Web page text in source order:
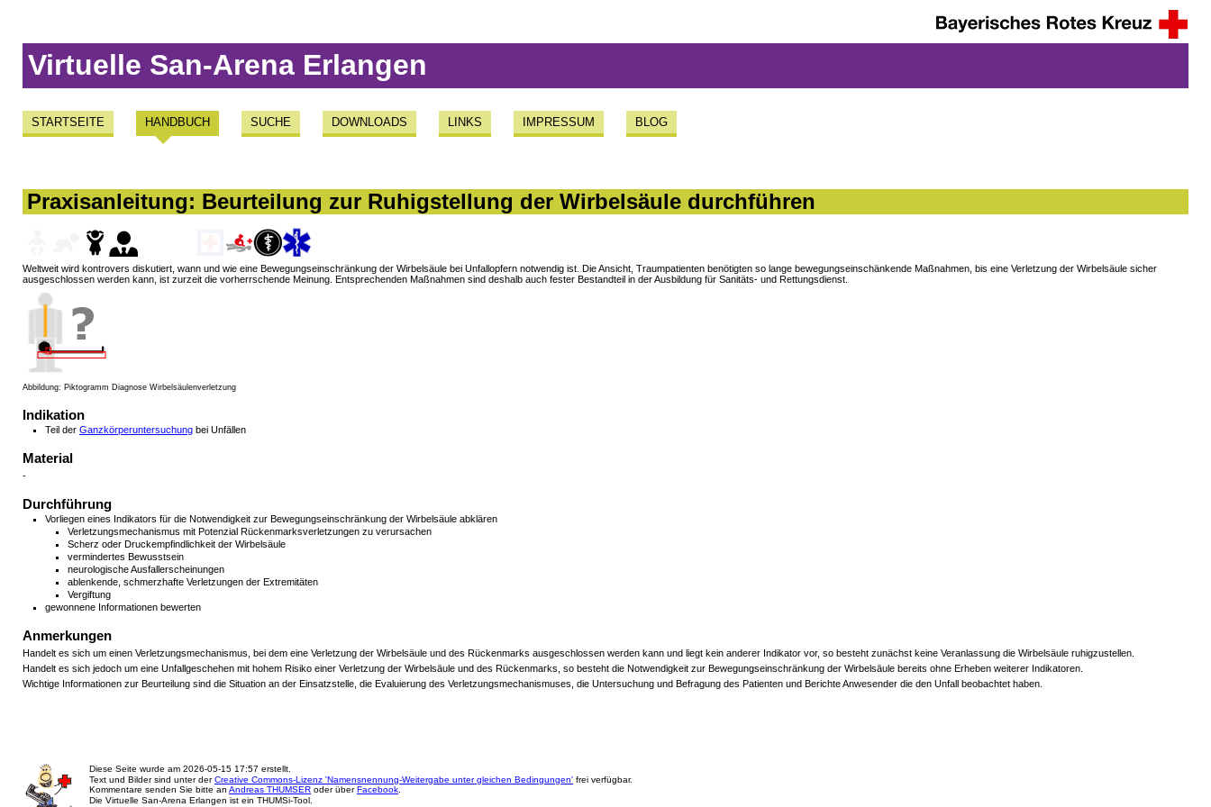
Virtuelle San-Arena Erlangen
STARTSEITE HANDBUCH SUCHE DOWNLOADS LINKS IMPRESSUM BLOG
Praxisanleitung: Beurteilung zur Ruhigstellung der Wirbelsäule durchführen
Weltweit wird kontrovers diskutiert, wann und wie eine Bewegungseinschränkung der Wirbelsäule bei Unfallopfern notwendig ist. Die Ansicht, Traumpatienten benötigten so lange bewegungseinschänkende Maßnahmen, bis eine Verletzung der Wirbelsäule sicher
ausgeschlossen werden kann, ist zurzeit die vorherrschende Meinung. Entsprechenden Maßnahmen sind deshalb auch fester Bestandteil in der Ausbildung für Sanitäts- und Rettungsdienst.
Abbildung: Piktogramm Diagnose Wirbelsäulenverletzung
Indikation
Teil der Ganzkörperuntersuchung bei Unfällen
Material
-
Durchführung
Vorliegen eines Indikators für die Notwendigkeit zur Bewegungseinschränkung der Wirbelsäule abklären
Verletzungsmechanismus mit Potenzial Rückenmarksverletzungen zu verursachen
Scherz oder Druckempfindlichkeit der Wirbelsäule
vermindertes Bewusstsein
neurologische Ausfallerscheinungen
ablenkende, schmerzhafte Verletzungen der Extremitäten
Vergiftung
gewonnene Informationen bewerten
Anmerkungen
Handelt es sich um einen Verletzungsmechanismus, bei dem eine Verletzung der Wirbelsäule und des Rückenmarks ausgeschlossen werden kann und liegt kein anderer Indikator vor, so besteht zunächst keine Veranlassung die Wirbelsäule ruhigzustellen.
Handelt es sich jedoch um eine Unfallgeschehen mit hohem Risiko einer Verletzung der Wirbelsäule und des Rückenmarks, so besteht die Notwendigkeit zur Bewegungseinschränkung der Wirbelsäule bereits ohne Erheben weiterer Indikatoren.
Wichtige Informationen zur Beurteilung sind die Situation an der Einsatzstelle, die Evaluierung des Verletzungsmechanismuses, die Untersuchung und Befragung des Patienten und Berichte Anwesender die den Unfall beobachtet haben.
Diese Seite wurde am 2026-05-15 17:57 erstellt.
Text und Bilder sind unter derCreative Commons-Lizenz 'Namensnennung-Weitergabe unter gleichen Bedingungen' frei verfügbar.
Kommentare senden Sie bitte an Andreas THUMSER oder über Facebook.
Die Virtuelle San-Arena Erlangen ist ein THUMSi-Tool.